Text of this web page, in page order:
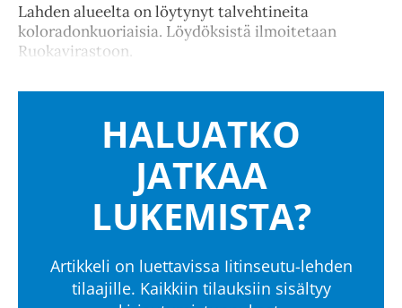
Lahden alueelta on löytynyt talvehtineita
koloradonkuoriaisia. Löydöksistä ilmoitetaan
Ruokavirastoon.
HALUATKO
JATKAA
LUKEMISTA?
Artikkeli on luettavissa Iitinseutu-lehden
tilaajille. Kaikkiin tilauksiin sisältyy